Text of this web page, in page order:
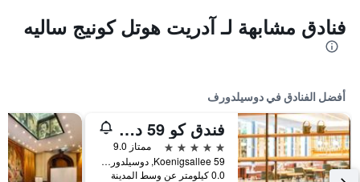
فنادق مشابهة لـ آدريت هوتل كونيج ساليه
أفضل الفنادق في دوسيلدورف
فندق كو 59 دوسيلدورف - ميمبر أوف هوميج لاكشري هوتلز كوليكشن
5 نجوم
ممتاز 9.0
Koenigsallee 59, دوسيلدورف, ولاية شمال الراين وستفاليا, ألمانيا
0.0 كيلومتر عن وسط المدينة